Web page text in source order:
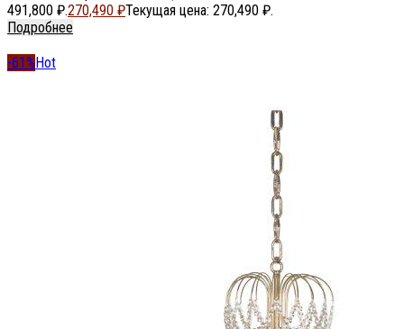
491,800 ₽.270,490 ₽Текущая цена: 270,490 ₽.
Подробнее
-61%Hot